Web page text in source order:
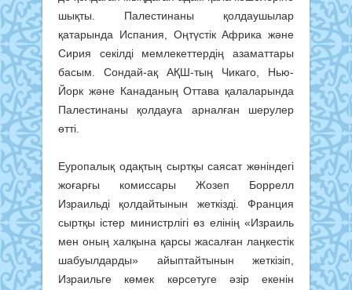
шықты. Палестинаны қолдаушылар
қатарында Испания, Оңтүстік Африка және
Сирия секілді мемлекеттердің азаматтары
басым. Сондай-ақ АҚШ-тың Чикаго, Нью-
Йорк және Канаданың Оттава қалаларында
Палестинаны қолдауға арналған шерулер
өтті.
Еуропалық одақтың сыртқы саясат жөніндегі
жоғарғы комиссары Жозеп Боррелл
Израильді қолдайтынын жеткізді. Франция
сыртқы істер министрлігі өз елінің «Израиль
мен оның халқына қарсы жасалған лаңкестік
шабуылдарды» айыптайтынын жеткізіп,
Израильге көмек көрсетуге әзір екенін